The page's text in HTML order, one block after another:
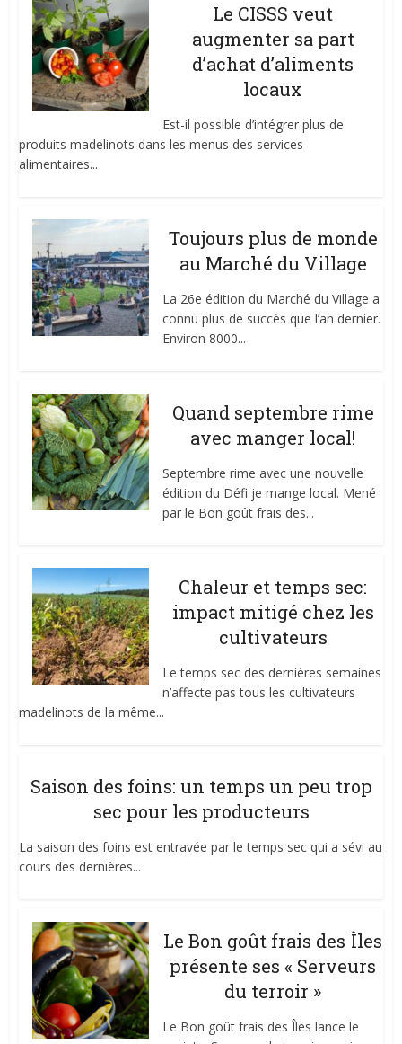
Le CISSS veut
augmenter sa part
d’achat d’aliments
locaux
Est-il possible d’intégrer plus de
produits madelinots dans les menus des services
alimentaires...
Toujours plus de monde
au Marché du Village
La 26e édition du Marché du Village a
connu plus de succès que l’an dernier.
Environ 8000...
Quand septembre rime
avec manger local!
Septembre rime avec une nouvelle
édition du Défi je mange local. Mené
par le Bon goût frais des...
Chaleur et temps sec:
impact mitigé chez les
cultivateurs
Le temps sec des dernières semaines
n’affecte pas tous les cultivateurs
madelinots de la même...
Saison des foins: un temps un peu trop
sec pour les producteurs
La saison des foins est entravée par le temps sec qui a sévi au
cours des dernières...
Le Bon goût frais des Îles
présente ses « Serveurs
du terroir »
Le Bon goût frais des Îles lance le